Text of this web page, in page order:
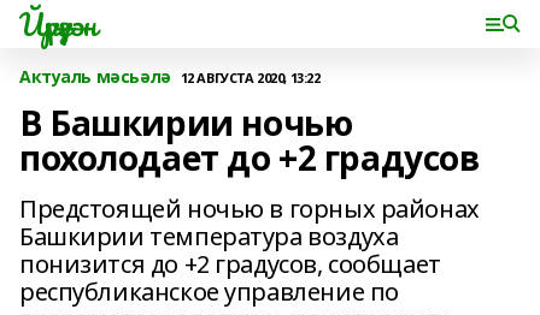
Йүрүҙән
Актуаль мәсьәлә 12 АВГУСТА 2020, 13:22
В Башкирии ночью
похолодает до +2 градусов
Предстоящей ночью в горных районах
Башкирии температура воздуха
понизится до +2 градусов, сообщает
республиканское управление по